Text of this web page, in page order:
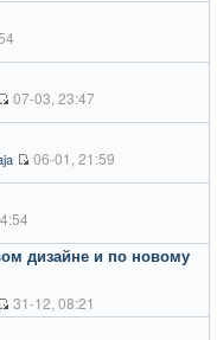
07-03, 23:47
06-01, 21:59
дизайне и по новому
31-12, 08:21